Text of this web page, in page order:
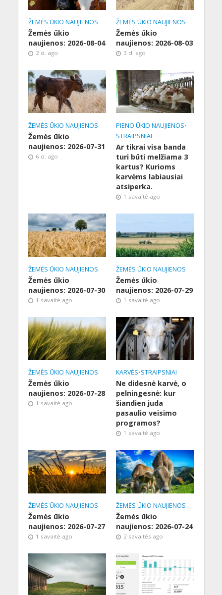
ŽEMĖS ŪKIO NAUJIENOS
Žemės ūkio
naujienos: 2026-08-04
2 d. ago
ŽEMĖS ŪKIO NAUJIENOS
Žemės ūkio
naujienos: 2026-08-03
3 d. ago
ŽEMĖS ŪKIO NAUJIENOS
Žemės ūkio
naujienos: 2026-07-31
6 d. ago
PIENO ŪKIO NAUJIENOS•
STRAIPSNIAI
Ar tikrai visa banda
turi būti melžiama 3
kartus? Kurioms
karvėms labiausiai
atsiperka.
1 savaitė ago
ŽEMĖS ŪKIO NAUJIENOS
Žemės ūkio
naujienos: 2026-07-30
1 savaitė ago
ŽEMĖS ŪKIO NAUJIENOS
Žemės ūkio
naujienos: 2026-07-29
1 savaitė ago
ŽEMĖS ŪKIO NAUJIENOS
Žemės ūkio
naujienos: 2026-07-28
1 savaitė ago
KARVĖS•STRAIPSNIAI
Ne didesnė karvė, o
pelningesnė: kur
šiandien juda
pasaulio veisimo
programos?
1 savaitė ago
ŽEMĖS ŪKIO NAUJIENOS
Žemės ūkio
naujienos: 2026-07-27
1 savaitė ago
ŽEMĖS ŪKIO NAUJIENOS
Žemės ūkio
naujienos: 2026-07-24
2 savaitės ago